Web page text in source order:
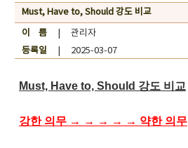
Must, Have to, Should 강도 비교
이 름| 관리자
등록일| 2025-03-07
Must, Have to, Should 강도 비교
강한 의무 → → → → → 약한 의무